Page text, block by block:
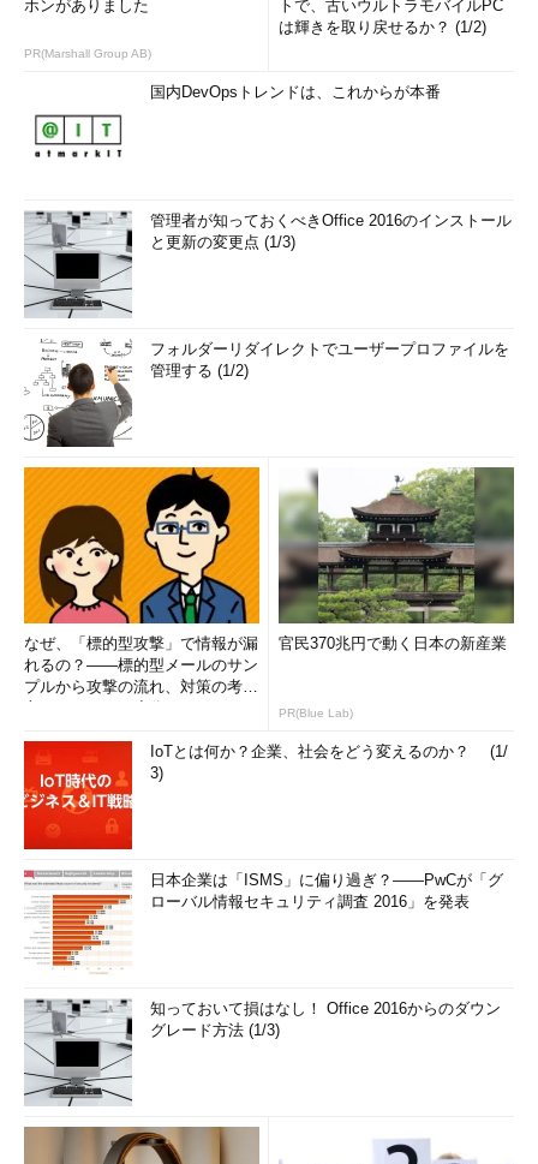
ホンがありました
PR(Marshall Group AB)
トで、古いウルトラモバイルPC
は輝きを取り戻せるか？ (1/2)
国内DevOpsトレンドは、これからが本番
管理者が知っておくべきOffice 2016のインストール
と更新の変更点 (1/3)
フォルダーリダイレクトでユーザープロファイルを
管理する (1/2)
なぜ、「標的型攻撃」で情報が漏
れるの？――標的型メールのサン
プルから攻撃の流れ、対策の考え
官民370兆円で動く日本の新産業
PR(Blue Lab)
IoTとは何か？企業、社会をどう変えるのか？ (1/
3)
日本企業は「ISMS」に偏り過ぎ？――PwCが「グ
ローバル情報セキュリティ調査 2016」を発表
知っておいて損はなし！ Office 2016からのダウン
グレード方法 (1/3)